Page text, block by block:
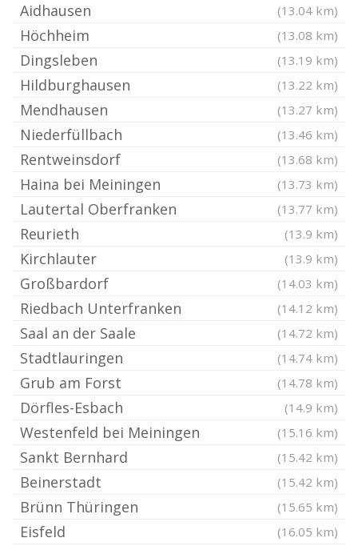
Aidhausen (13.04 km)
Höchheim (13.08 km)
Dingsleben (13.19 km)
Hildburghausen (13.22 km)
Mendhausen (13.27 km)
Niederfüllbach (13.46 km)
Rentweinsdorf (13.68 km)
Haina bei Meiningen (13.73 km)
Lautertal Oberfranken (13.77 km)
Reurieth (13.9 km)
Kirchlauter (13.9 km)
Großbardorf (14.03 km)
Riedbach Unterfranken (14.12 km)
Saal an der Saale (14.72 km)
Stadtlauringen (14.74 km)
Grub am Forst (14.78 km)
Dörfles-Esbach (14.9 km)
Westenfeld bei Meiningen (15.16 km)
Sankt Bernhard (15.42 km)
Beinerstadt (15.42 km)
Brünn Thüringen (15.65 km)
Eisfeld (16.05 km)